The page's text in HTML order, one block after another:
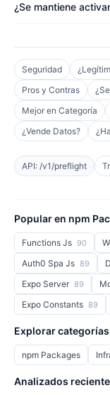
¿Se mantiene
Seguridad
Pros y Contras
Mejor en Categoría
¿Vende Datos?
API: /v1/preflight
Popular en npm
Functions Js 90
Auth0 Spa Js 89
Expo Server 89
Expo Constants 89
Explorar categorías
npm Packages
Analizados